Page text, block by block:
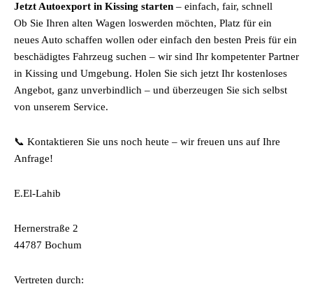
Jetzt Autoexport in Kissing starten – einfach, fair, schnell
Ob Sie Ihren alten Wagen loswerden möchten, Platz für ein
neues Auto schaffen wollen oder einfach den besten Preis für ein
beschädigtes Fahrzeug suchen – wir sind Ihr kompetenter Partner
in Kissing und Umgebung. Holen Sie sich jetzt Ihr kostenloses
Angebot, ganz unverbindlich – und überzeugen Sie sich selbst
von unserem Service.
📞 Kontaktieren Sie uns noch heute – wir freuen uns auf Ihre
Anfrage!
E.El-Lahib
Hernerstraße 2
44787 Bochum
Vertreten durch: